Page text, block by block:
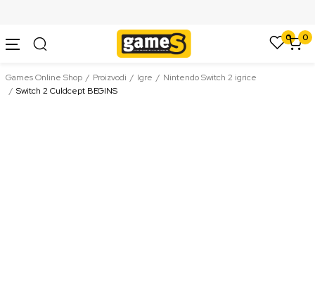
0 0
Games Online Shop Proizvodi Igre
Nintendo Switch 2 igrice
Switch 2 Culdcept BEGINS